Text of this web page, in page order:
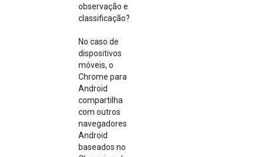
observação e
classificação?
No caso de
dispositivos
móveis, o
Chrome para
Android
compartilha
com outros
navegadores
Android
baseados no